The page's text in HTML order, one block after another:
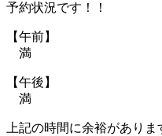
予約状況です！！
【午前】
満
【午後】
満
上記の時間に余裕があり